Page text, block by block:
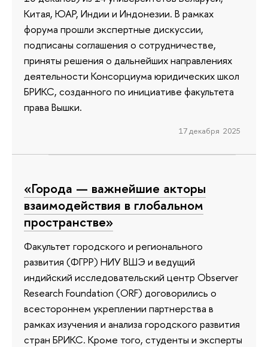
Китая, ЮАР, Индии и Индонезии. В рамках
форума прошли экспертные дискуссии,
подписаны соглашения о сотрудничестве,
приняты решения о дальнейших направлениях
деятельности Консорциума юридических школ
БРИКС, созданного по инициативе факультета
права Вышки.
17 декабря 2025
«Города — важнейшие акторы
взаимодействия в глобальном
пространстве»
Факультет городского и регионального
развития (ФГРР) НИУ ВШЭ и ведущий
индийский исследовательский центр Observer
Research Foundation (ORF) договорились о
всестороннем укреплении партнерства в
рамках изучения и анализа городского развития
стран БРИКС. Кроме того, студенты и эксперты